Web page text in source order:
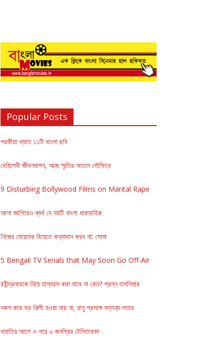
Popular Posts
পরকীয়া খ্যাত ১১টি বাংলা ছবি
বেহিসেবী জীবনযাপন, আজ স্মৃতির অতলে সৌমিত্র
9 Disturbing Bollywood Films on Marital Rape
আশা জাগিয়েও ব্যর্থ যে নয়টি বাংলা ধারাবাহিক
নিজের মেয়েদের বিয়েতে কন্যাদান করব না: সোমা
5 Bengali TV Serials that May Soon Go Off-Air
রবীন্দ্রনাথকে নিয়ে হাস্যরস করা যাবে না কেন? প্রশ্ন তসলিমার
নকল করে বড় শিল্পী হওয়া যায় না, রানু প্রসঙ্গে মন্তব্য লতার
খ্যাতির আগে ও পরে ৬ জনপ্রিয় টেলিতারকা